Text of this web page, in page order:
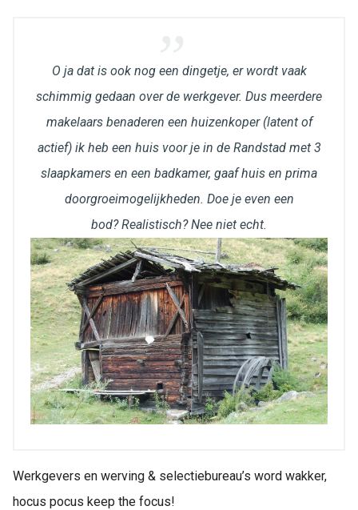
O ja dat is ook nog een dingetje, er wordt vaak
schimmig gedaan over de werkgever. Dus meerdere
makelaars benaderen een huizenkoper (latent of
actief) ik heb een huis voor je in de Randstad met 3
slaapkamers en een badkamer, gaaf huis en prima
doorgroeimogelijkheden. Doe je even een
bod? Realistisch? Nee niet echt.
Werkgevers en werving & selectiebureau’s word wakker,
hocus pocus keep the focus!